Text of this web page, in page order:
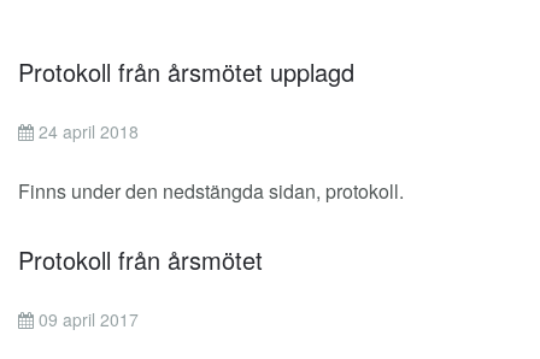
Protokoll från årsmötet upplagd
24 april 2018
Finns under den nedstängda sidan, protokoll.
Protokoll från årsmötet
09 april 2017